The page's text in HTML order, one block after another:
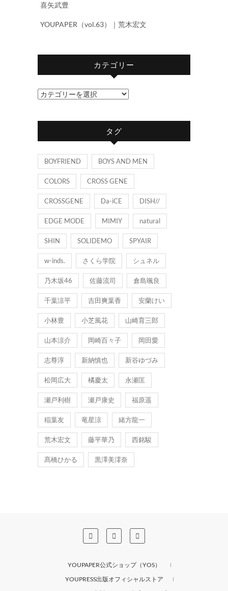
喜矢武豊
YOUPAPER（vol.63）｜荒木宏文
カテゴリー
カ
ゴ
タグ
BOYFRIEND BOYS AND MEN
COLORS CROSS GENE
CROSSGENE Da-iCE DISH//
EDGE MODE MIMIY natural
SHIN SOLIDEMO SPYAIR
w-inds. さくら学院 シュネル
乃木坂46 佐藤流司 倉島颯良
千葉涼平 吉田爽葉香 安蘭けい
小林豊 小芝風花 山崎育三郎
山本涼介 岡崎百々子 岡田愛
志尊淳 新納慎也 新谷ゆづみ
松岡広大 橘慶太 永瀬匡
瀬戸利樹 瀬戸康史 福原遥
稲葉友 竜星涼 緒方龍一
荒木宏文 藤平華乃 西銘駿
髙橋ひかる 黒澤美澪奈
YOUPAPER公式ショップ（YOS）
YOUPRESS出版オフィシャルストア